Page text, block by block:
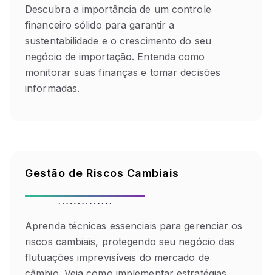
Descubra a importância de um controle
financeiro sólido para garantir a
sustentabilidade e o crescimento do seu
negócio de importação. Entenda como
monitorar suas finanças e tomar decisões
informadas.
Gestão de Riscos Cambiais
Aprenda técnicas essenciais para gerenciar os
riscos cambiais, protegendo seu negócio das
flutuações imprevisíveis do mercado de